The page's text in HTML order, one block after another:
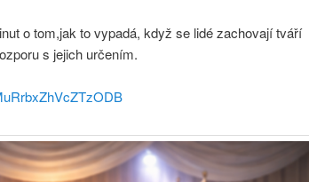
o tom,jak to vypadá, když se lidé zachovají tváří
s jejich určením.